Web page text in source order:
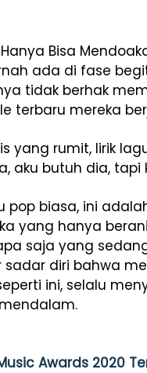
Bisa
ada di fase
tidak berhak
terbaru mereka
yang rumit, lirik
aku butuh dia, tapi
pop biasa, ini
yang hanya
saja yang
diri bahwa
ini, selalu
Awards 2020